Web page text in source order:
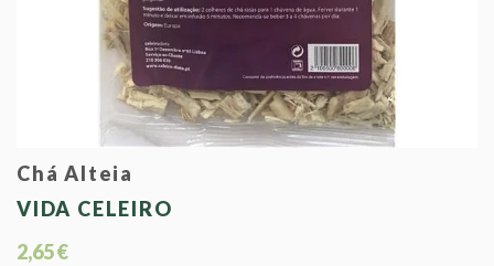
Chá Alteia
VIDA CELEIRO
2,65 €